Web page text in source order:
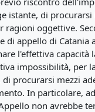
istante, di procurarsi
ragioni oggettive.
di appello di Catania
l'effettiva capacità
impossibilità, per
procurarsi mezzi
In particolare,
non avrebbe